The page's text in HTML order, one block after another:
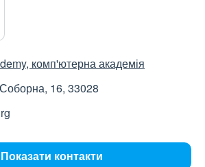
комп'ютерна академія
16, 33028
Показати контакти